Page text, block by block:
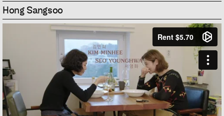
Hong Sangsoo